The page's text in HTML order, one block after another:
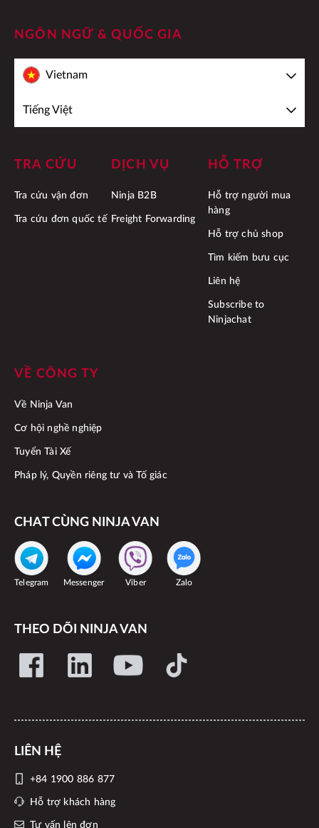
NGÔN NGỮ & QUỐC GIA
Vietnam
Tiếng Việt
TRA CỨU
Tra cứu vận đơn
Tra cứu đơn quốc tế
DỊCH VỤ
Ninja B2B
Freight Forwarding
HỖ TRỢ
Hỗ trợ người mua
hàng
Hỗ trợ chủ shop
Tìm kiếm bưu cục
Liên hệ
Subscribe to
Ninjachat
VỀ CÔNG TY
Về Ninja Van
Cơ hội nghề nghiệp
Tuyển Tài Xế
Pháp lý, Quyền riêng tư và Tố giác
CHAT CÙNG NINJA VAN
Telegram Messenger Viber Zalo
THEO DÕI NINJA VAN
LIÊN HỆ
+84 1900 886 877
Hỗ trợ khách hàng
Tư vấn lên đơn